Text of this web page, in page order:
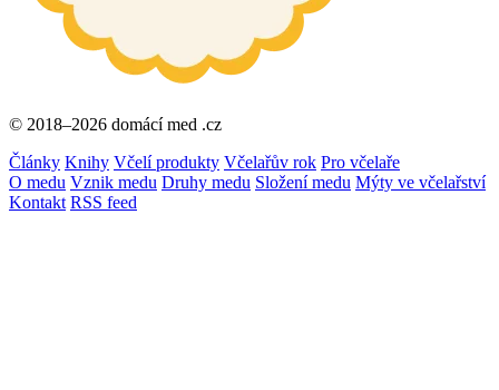
© 2018–2026 domácí med .cz
Články Knihy Včelí produkty Včelařův rok Pro včelaře
O medu Vznik medu Druhy medu Složení medu Mýty ve včelařství
Kontakt RSS feed